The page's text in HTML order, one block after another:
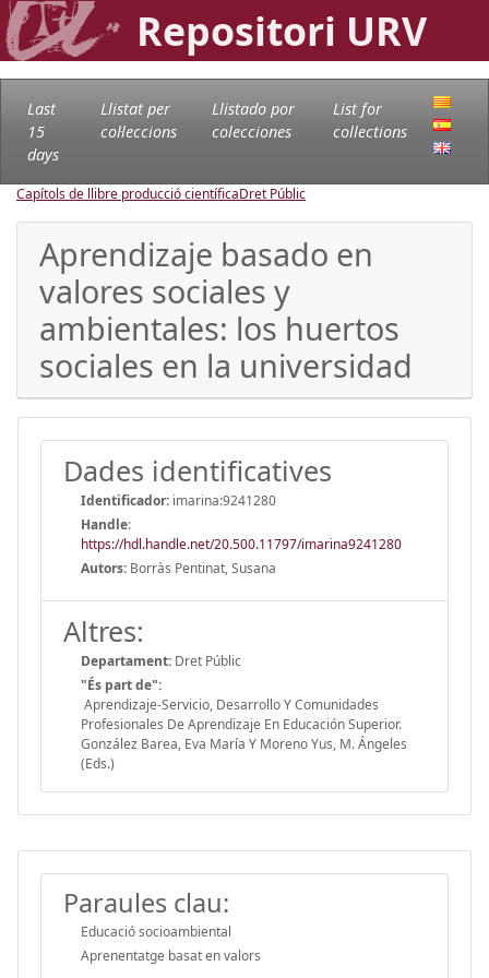
Repositori URV
Last
15
days
Llistat per
col·leccions
Llistado por
colecciones
List for
collections
Capítols de llibre producció científicaDret Públic
Aprendizaje basado en
valores sociales y
ambientales: los huertos
sociales en la universidad
Dades identificatives
Identificador: imarina:9241280
Handle:
https://hdl.handle.net/20.500.11797/imarina9241280
Autors: Borràs Pentinat, Susana
Altres:
Departament: Dret Públic
"És part de":
Aprendizaje-Servicio, Desarrollo Y Comunidades
Profesionales De Aprendizaje En Educación Superior.
González Barea, Eva María Y Moreno Yus, M. Ángeles
(Eds.)
Paraules clau:
Educació socioambiental
Aprenentatge basat en valors